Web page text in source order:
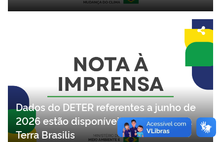
Dados do DETER referentes a junho de
2026 estão disponíveis na plataforma
Terra Brasilis